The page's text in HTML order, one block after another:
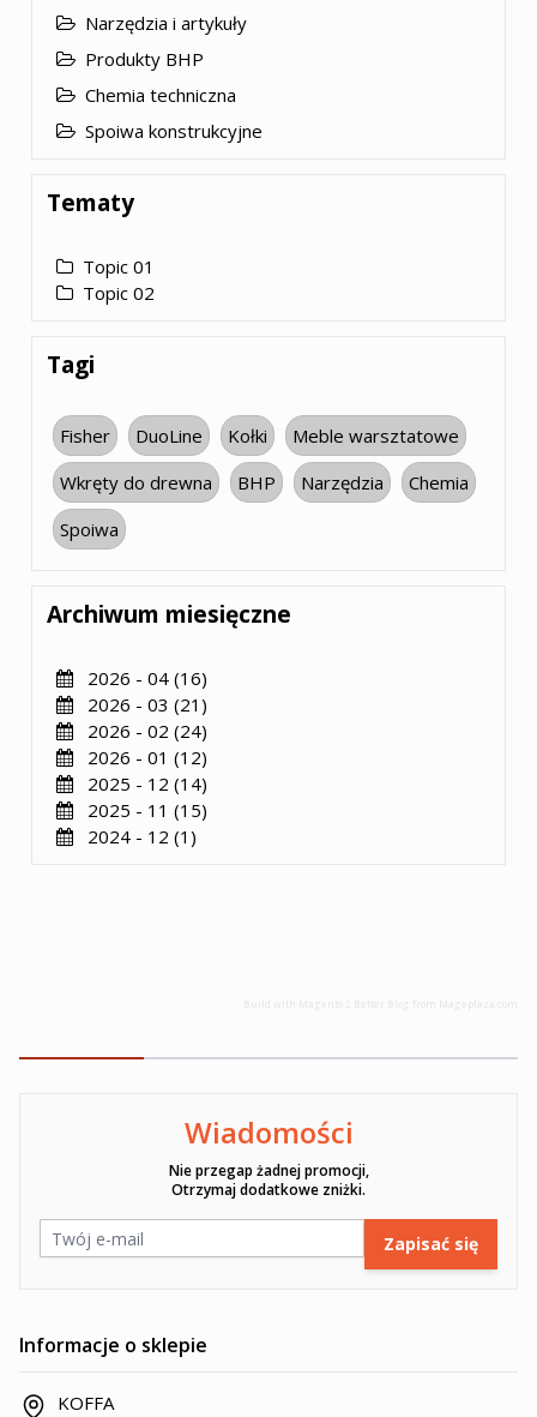
Narzędzia i artykuły
Produkty BHP
Chemia techniczna
Spoiwa konstrukcyjne
Tematy
Topic 01
Topic 02
Tagi
Fisher DuoLine Kołki
Meble warsztatowe
Wkręty do drewna
BHP Narzędzia
Chemia
Spoiwa
Archiwum miesięczne
2026 - 04 (16)
2026 - 03 (21)
2026 - 02 (24)
2026 - 01 (12)
2025 - 12 (14)
2025 - 11 (15)
2024 - 12 (1)
Wiadomości
Nie przegap żadnej promocji,
Otrzymaj dodatkowe zniżki.
Zapisać się
Ten formularz jest chroniony przez reCAPTCHA -
Informacje o sklepie
KOFFA